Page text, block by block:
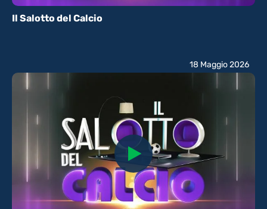
Il Salotto del Calcio
18 Maggio 2026